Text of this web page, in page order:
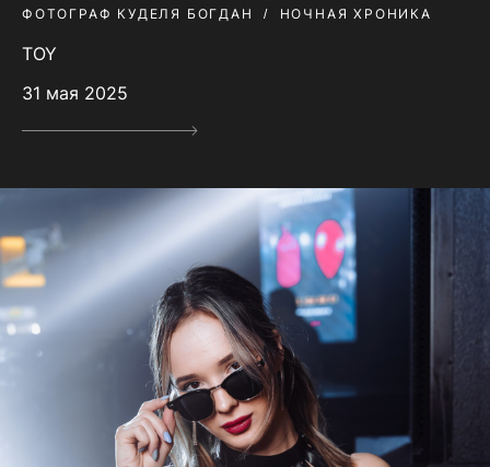
ФОТОГРАФ КУДЕЛЯ БОГДАН НОЧНАЯ ХРОНИКА
TOY
31 мая 2025